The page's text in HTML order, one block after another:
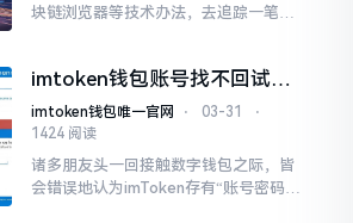
块链浏览器等技术办法，去追踪一笔泰
方。这如同给每一笔钱都安装上了GPS
imtoken钱包账号找不回试试
这几步
imtoken钱包唯一官网 ⋅ 03-31
⋅
1424 阅读
诸多朋友头一回接触数字钱包之际，皆
会错误地认为imToken存有“账号密码”